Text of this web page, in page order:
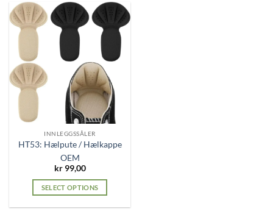
has
multiple
variants.
The
options
may
be
chosen
on
the
product
page
INNLEGGSSÅLER
HT53: Hælpute / Hælkappe
OEM
kr99,00
SELECT OPTIONS